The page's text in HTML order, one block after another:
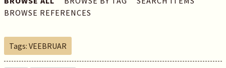
BROWSE REFERENCES
Tags: VEEBRUAR